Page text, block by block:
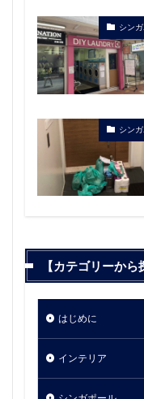
シン
シン
【カテゴリーから
はじめに
インテリア